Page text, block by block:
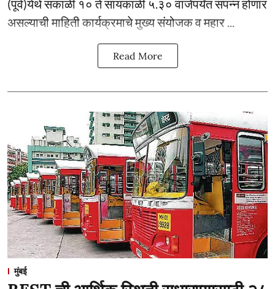
(पूर्व)येथे सकाळी १० ते सायंकाळी ५.३० वाजेपर्यंत संपन्न होणार
असल्याची माहिती कार्यक्रमाचे मुख्य संयोजक व महार ...
Read More
मुंबई